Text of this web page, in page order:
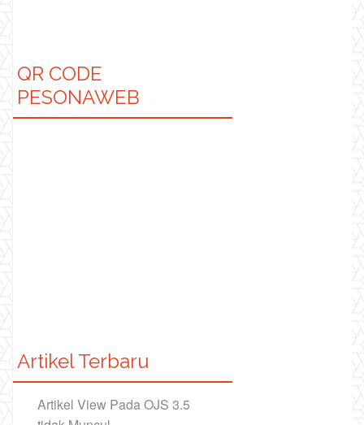
QR CODE
PESONAWEB
Artikel Terbaru
Artikel View Pada OJS 3.5